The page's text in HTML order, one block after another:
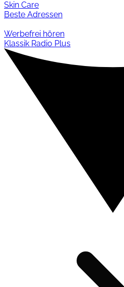
Skin Care
Beste Adressen
Werbefrei hören
Klassik Radio Plus